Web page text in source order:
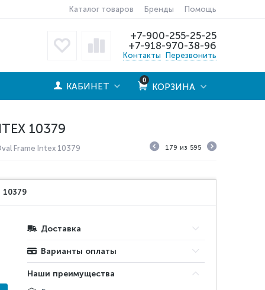
Каталог товаров Бренды Помощь
+7-900-255-25-25
+7-918-970-38-96
Контакты Перезвонить
0
КОРЗИНА
КАБИНЕТ
10379
Frame Intex 10379 179 из 595
10379
Доставка
Варианты оплаты
Наши преимущества